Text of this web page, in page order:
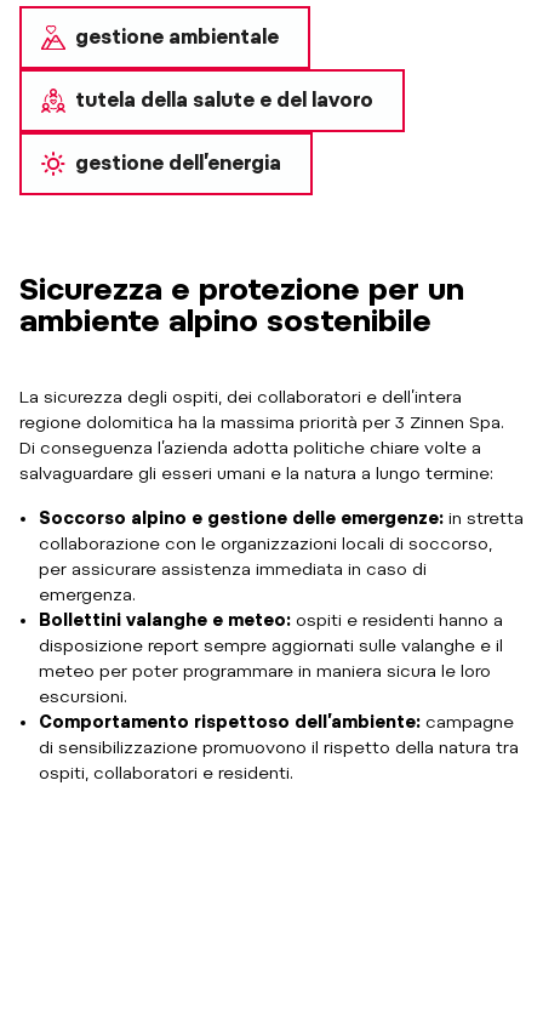
gestione ambientale
tutela della salute e del lavoro
gestione dell’energia
Sicurezza e protezione per un
ambiente alpino sostenibile
La sicurezza degli ospiti, dei collaboratori e dell’intera
regione dolomitica ha la massima priorità per 3 Zinnen Spa.
Di conseguenza l’azienda adotta politiche chiare volte a
salvaguardare gli esseri umani e la natura a lungo termine:
Soccorso alpino e gestione delle emergenze: in stretta
collaborazione con le organizzazioni locali di soccorso,
per assicurare assistenza immediata in caso di
emergenza.
Bollettini valanghe e meteo: ospiti e residenti hanno a
disposizione report sempre aggiornati sulle valanghe e il
meteo per poter programmare in maniera sicura le loro
escursioni.
Comportamento rispettoso dell’ambiente: campagne
di sensibilizzazione promuovono il rispetto della natura tra
ospiti, collaboratori e residenti.